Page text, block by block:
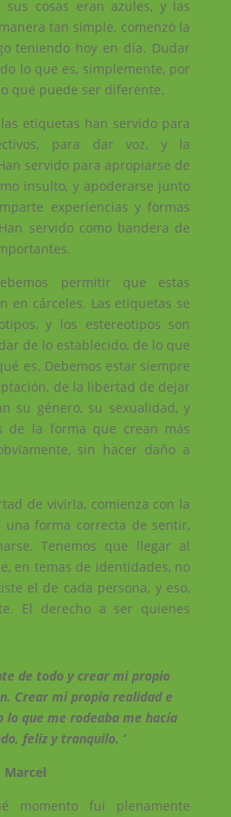
cosas eran azules, y las
tan simple, comenzó la
teniendo hoy en día. Dudar
lo que es, simplemente, por
que puede ser diferente.
etiquetas han servido para
para dar voz, y la
servido para apropiarse de
insulto, y apoderarse junto
experiencias y formas
servido como bandera de
permitir que estas
en cárceles. Las etiquetas se
y los estereotipos son
de lo establecido, de lo que
es. Debemos estar siempre
de la libertad de dejar
su género, su sexualidad, y
de la forma que crean más
sin hacer daño a
de vivirla, comienza con la
una forma correcta de sentir,
Tenemos que llegar al
en temas de identidades, no
el de cada persona, y eso,
El derecho a ser quienes
de todo y crear mi propio
Crear mi propia realidad e
que me rodeaba me hacía
feliz y tranquilo. ‘
Marcel
momento fui plenamente